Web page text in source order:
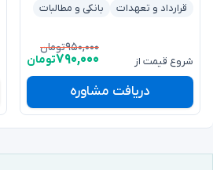
قرارداد و تعهدات
بانکی و مطالبات
شروع قیمت از
۹۵۰,۰۰۰تومان
۷۹۰,۰۰۰تومان
دریافت مشاوره